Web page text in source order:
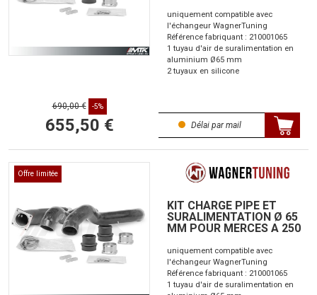
uniquement compatible avec
l'échangeur WagnerTuning
Référence fabriquant : 210001065
1 tuyau d'air de suralimentation en
aluminium Ø65 mm
2 tuyaux en silicone
690,00 € -5%
655,50 € Délai par mail
Offre limitée
KIT CHARGE PIPE ET
SURALIMENTATION Ø 65
MM POUR MERCES A 250
uniquement compatible avec
l'échangeur WagnerTuning
Référence fabriquant : 210001065
1 tuyau d'air de suralimentation en